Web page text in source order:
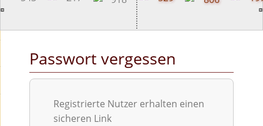
Passwort vergessen
Registrierte Nutzer erhalten einen
sicheren Link